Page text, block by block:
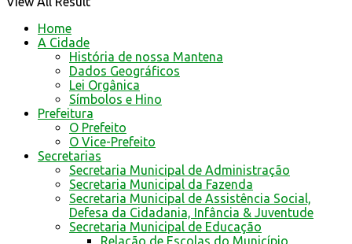
Home
A Cidade
História de nossa Mantena
Dados Geográficos
Lei Orgânica
Símbolos e Hino
Prefeitura
O Prefeito
O Vice-Prefeito
Secretarias
Secretaria Municipal de Administração
Secretaria Municipal da Fazenda
Secretaria Municipal de Assistência Social,
Defesa da Cidadania, Infância & Juventude
Secretaria Municipal de Educação
Relação de Escolas do Município